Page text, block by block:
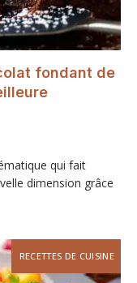
fondant de
qui fait
dimension grâce
RECETTES DE CUISINE